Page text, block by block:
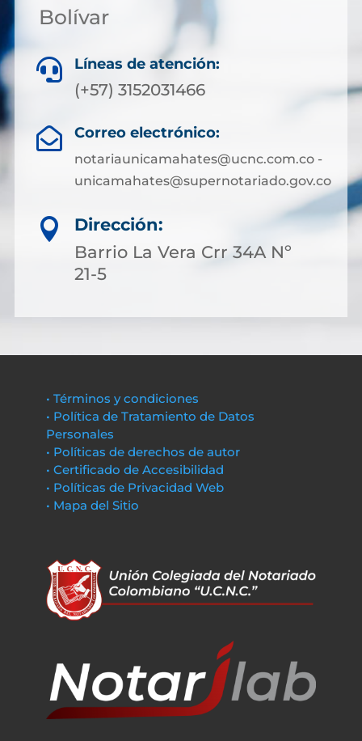
Bolívar
 Líneas de atención:
(+57) 3152031466
 Correo electrónico:
notariaunicamahates@ucnc.com.co -
unicamahates@supernotariado.gov.co

Dirección:
Barrio La Vera Crr 34A Nº
21-5
• Términos y condiciones
• Política de Tratamiento de Datos
Personales
• Políticas de derechos de autor
• Certificado de Accesibilidad
• Políticas de Privacidad Web
• Mapa del Sitio